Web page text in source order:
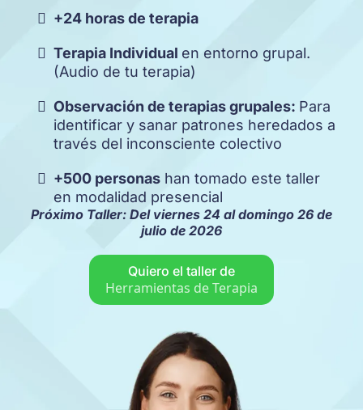
+24 horas de terapia
Terapia Individual en entorno grupal.
(Audio de tu terapia)
Observación de terapias grupales: Para
identificar y sanar patrones heredados a
través del inconsciente colectivo
+500 personas han tomado este taller
en modalidad presencial
Próximo Taller: Del viernes 24 al domingo 26 de
julio de 2026
Quiero el taller de
Herramientas de Terapia